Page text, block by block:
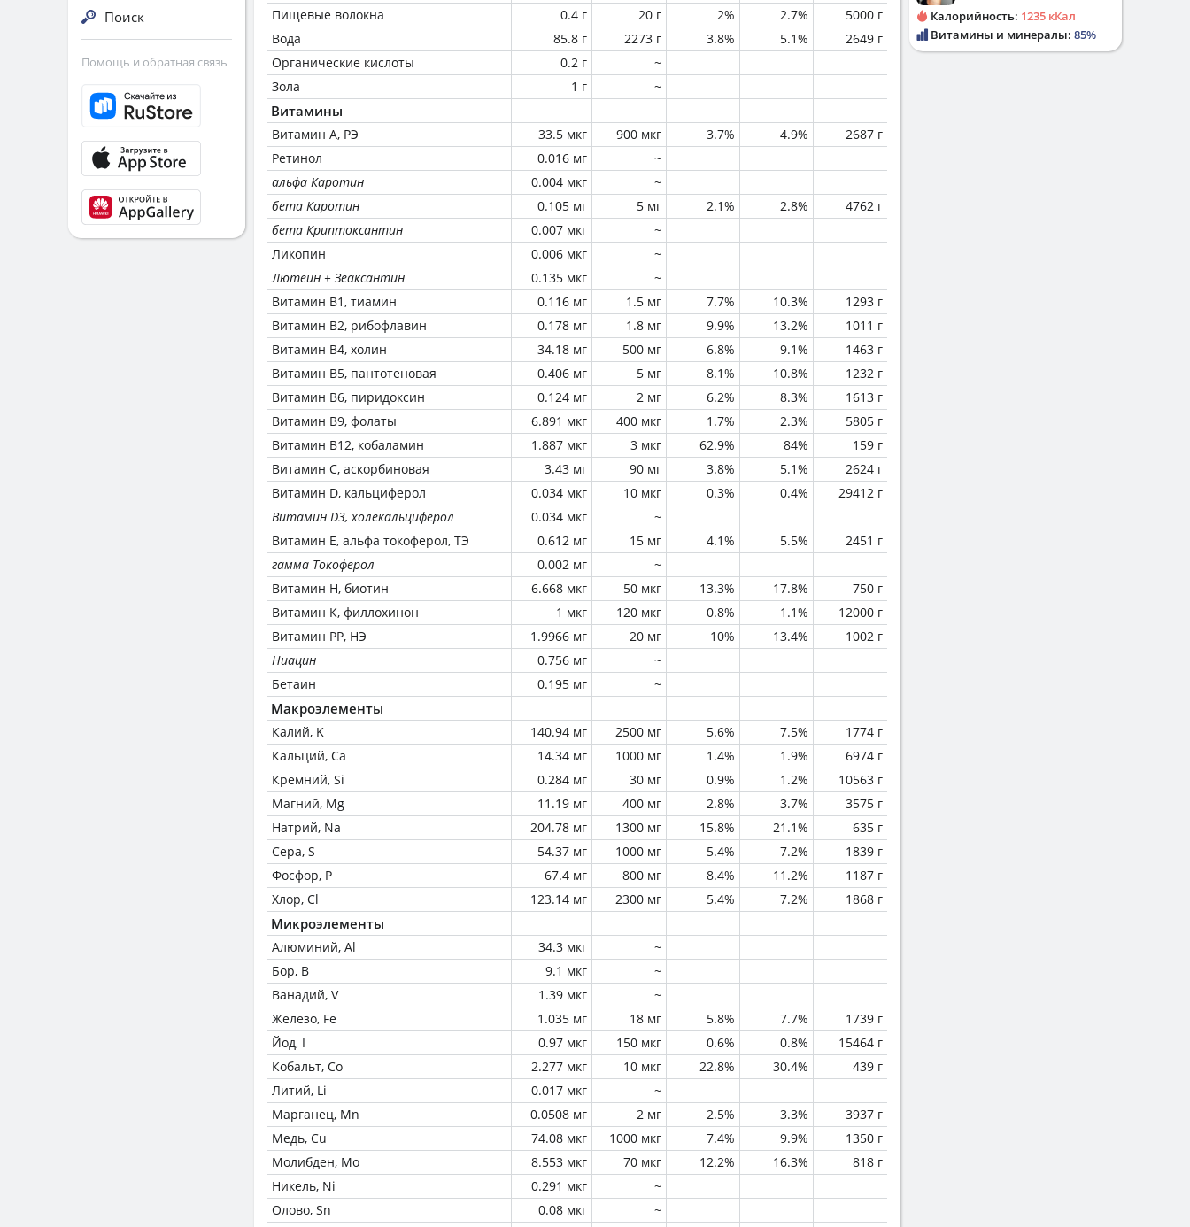
Пищевые волокна
0.4 г 20 г 2% 2.7%
5000 г
Вода
85.8 г 2273 г 3.8% 5.1%
2649 г
Органические кислоты
0.2 г
~
Зола
1 г ~
Витамины
Витамин А, РЭ 33.5 мкг 900 мкг 3.7% 4.9%
2687 г
Ретинол
0.016 мг
~
альфа Каротин
0.004 мкг
~
бета Каротин
0.105 мг 5 мг 2.1% 2.8%
4762 г
бета Криптоксантин
0.007 мкг
~
Ликопин
0.006 мкг
~
Лютеин + Зеаксантин
0.135 мкг
~
Витамин В1, тиамин
0.116 мг 1.5 мг 7.7% 10.3%
1293 г
Витамин В2, рибофлавин
0.178 мг 1.8 мг 9.9% 13.2%
1011 г
Витамин В4, холин
34.18 мг 500 мг 6.8% 9.1%
1463 г
Витамин В5, пантотеновая
0.406 мг 5 мг 8.1% 10.8%
1232 г
Витамин В6, пиридоксин
0.124 мг 2 мг 6.2% 8.3%
1613 г
Витамин В9, фолаты
6.891 мкг 400 мкг 1.7% 2.3%
5805 г
Витамин В12, кобаламин
1.887 мкг 3 мкг 62.9% 84%
159 г
Витамин C, аскорбиновая
3.43 мг 90 мг 3.8% 5.1%
2624 г
Витамин D, кальциферол
0.034 мкг 10 мкг 0.3% 0.4%
29412 г
Витамин D3, холекальциферол
0.034 мкг
~
Витамин Е, альфа токоферол, ТЭ
0.612 мг 15 мг 4.1% 5.5%
2451 г
гамма Токоферол
0.002 мг
~
Витамин Н, биотин
6.668 мкг 50 мкг 13.3% 17.8%
750 г
Витамин К, филлохинон
1 мкг 120 мкг 0.8% 1.1%
12000 г
Витамин РР, НЭ
1.9966 мг 20 мг 10% 13.4%
1002 г
Ниацин
0.756 мг
~
Бетаин
0.195 мг ~
Макроэлементы
Калий, K 140.94 мг 2500 мг 5.6% 7.5%
1774 г
Кальций, Ca
14.34 мг 1000 мг 1.4% 1.9%
6974 г
Кремний, Si
0.284 мг 30 мг 0.9% 1.2%
10563 г
Магний, Mg
11.19 мг 400 мг 2.8% 3.7%
3575 г
Натрий, Na
204.78 мг 1300 мг 15.8% 21.1%
635 г
Сера, S
54.37 мг 1000 мг 5.4% 7.2%
1839 г
Фосфор, P
67.4 мг 800 мг 8.4% 11.2%
1187 г
Хлор, Cl
123.14 мг 2300 мг 5.4% 7.2% 1868 г
Микроэлементы
Алюминий, Al 34.3 мкг
~
Бор, B
9.1 мкг
~
Ванадий, V
1.39 мкг
~
Железо, Fe
1.035 мг 18 мг 5.8% 7.7%
1739 г
Йод, I
0.97 мкг 150 мкг 0.6% 0.8%
15464 г
Кобальт, Co
2.277 мкг 10 мкг 22.8% 30.4%
439 г
Литий, Li
0.017 мкг
~
Марганец, Mn
0.0508 мг 2 мг 2.5% 3.3%
3937 г
Медь, Cu
74.08 мкг 1000 мкг 7.4% 9.9%
1350 г
Молибден, Mo
8.553 мкг 70 мкг 12.2% 16.3%
818 г
Никель, Ni
0.291 мкг
~
Олово, Sn
0.08 мкг
~
Поиск
Помощь и обратная связь
Калорийность: 1235 кКал
Витамины и минералы: 85%